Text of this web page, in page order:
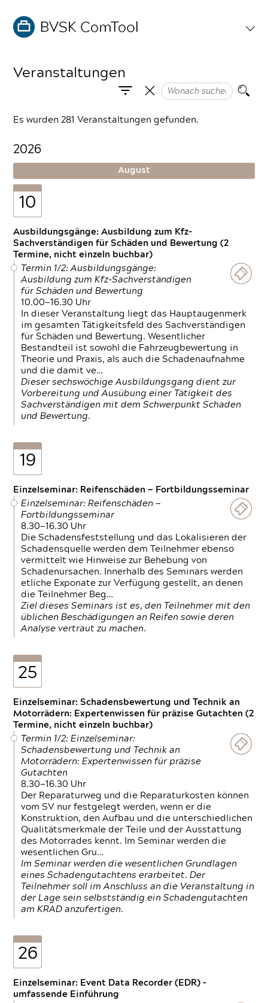
Veranstaltungen
Es wurden 281 Veranstaltungen gefunden.
2026
August
10
Ausbildungsgänge: Ausbildung zum Kfz-
Sachverständigen für Schäden und Bewertung (2
Termine, nicht einzeln buchbar)
Termin 1/2: Ausbildungsgänge:
Ausbildung zum Kfz-Sachverständigen
für Schäden und Bewertung
10.00—16.30 Uhr
In dieser Veranstaltung liegt das Hauptaugenmerk
im gesamten Tätigkeitsfeld des Sachverständigen
für Schäden und Bewertung. Wesentlicher
Bestandteil ist sowohl die Fahrzeugbewertung in
Theorie und Praxis, als auch die Schadenaufnahme
und die damit ve…
Dieser sechswöchige Ausbildungsgang dient zur
Vorbereitung und Ausübung einer Tätigkeit des
Sachverständigen mit dem Schwerpunkt Schaden
und Bewertung.
19
Einzelseminar: Reifenschäden — Fortbildungsseminar
Einzelseminar: Reifenschäden —
Fortbildungsseminar
8.30—16.30 Uhr
Die Schadensfeststellung und das Lokalisieren der
Schadensquelle werden dem Teilnehmer ebenso
vermittelt wie Hinweise zur Behebung von
Schadenursachen. Innerhalb des Seminars werden
etliche Exponate zur Verfügung gestellt, an denen
die Teilnehmer Beg…
Ziel dieses Seminars ist es, den Teilnehmer mit den
üblichen Beschädigungen an Reifen sowie deren
Analyse vertraut zu machen.
25
Einzelseminar: Schadensbewertung und Technik an
Motorrädern: Expertenwissen für präzise Gutachten (2
Termine, nicht einzeln buchbar)
Termin 1/2: Einzelseminar:
Schadensbewertung und Technik an
Motorrädern: Expertenwissen für präzise
Gutachten
8.30—16.30 Uhr
Der Reparaturweg und die Reparaturkosten können
vom SV nur festgelegt werden, wenn er die
Konstruktion, den Aufbau und die unterschiedlichen
Qualitätsmerkmale der Teile und der Ausstattung
des Motorrades kennt. Im Seminar werden die
wesentlichen Gru…
Im Seminar werden die wesentlichen Grundlagen
eines Schadengutachtens erarbeitet. Der
Teilnehmer soll im Anschluss an die Veranstaltung in
der Lage sein selbstständig ein Schadengutachten
am KRAD anzufertigen.
26
Einzelseminar: Event Data Recorder (EDR) –
umfassende Einführung